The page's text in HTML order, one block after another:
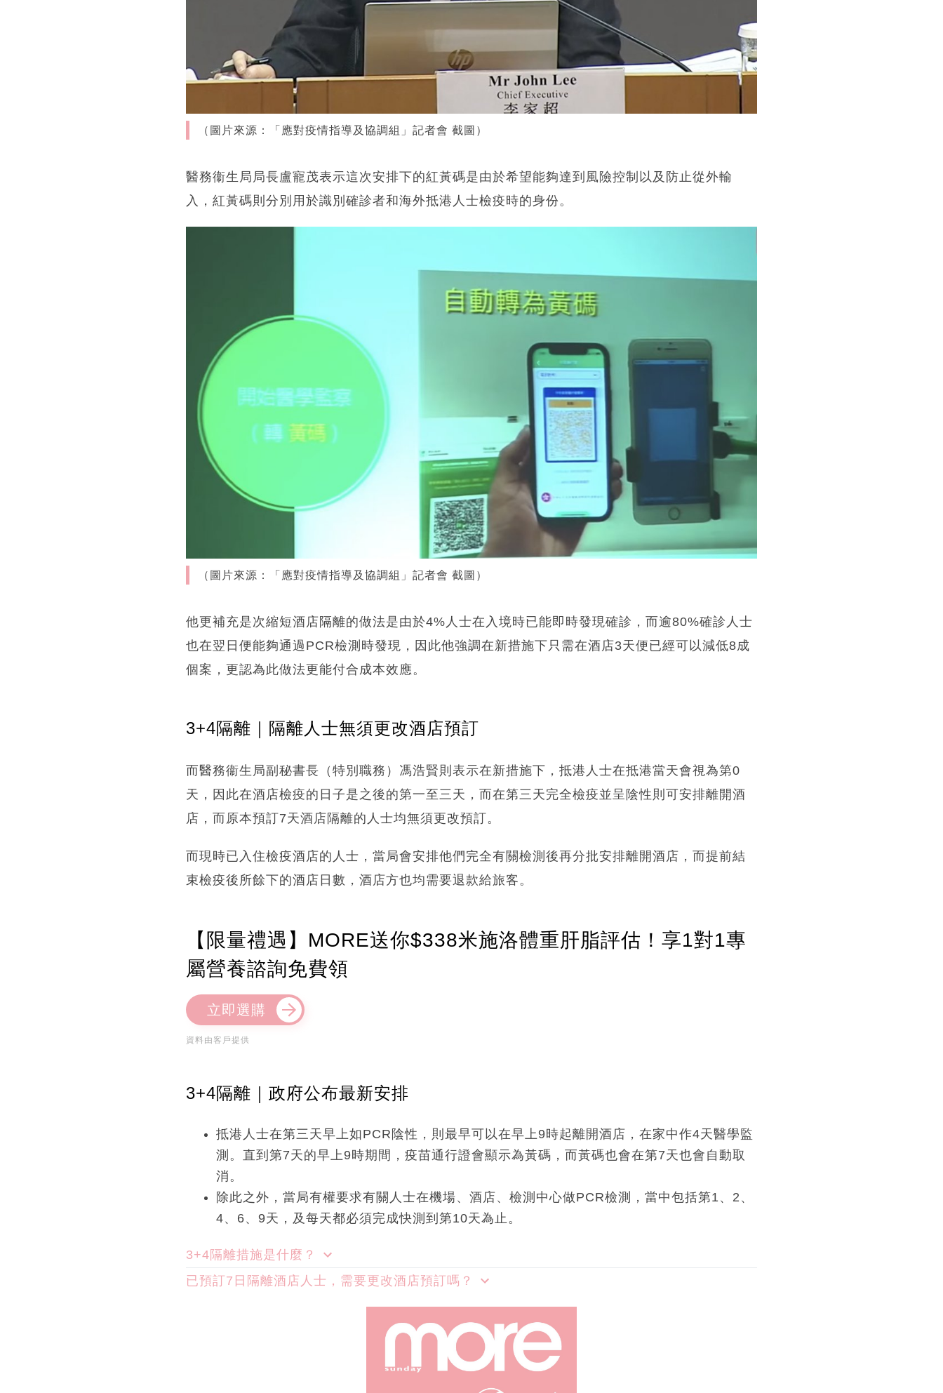
（圖片來源：「應對疫情指導及協調組」記者會 截圖）
醫務衞生局局長盧寵茂表示這次安排下的紅黃碼是由於希望能夠達到風險控制以及防止從外輸
入，紅黃碼則分別用於識別確診者和海外抵港人士檢疫時的身份。
（圖片來源：「應對疫情指導及協調組」記者會 截圖）
他更補充是次縮短酒店隔離的做法是由於4%人士在入境時已能即時發現確診，而逾80%確診人士
也在翌日便能夠通過PCR檢測時發現，因此他強調在新措施下只需在酒店3天便已經可以減低8成
個案，更認為此做法更能付合成本效應。
3+4隔離｜隔離人士無須更改酒店預訂
而醫務衞生局副秘書長（特別職務）馮浩賢則表示在新措施下，抵港人士在抵港當天會視為第0
天，因此在酒店檢疫的日子是之後的第一至三天，而在第三天完全檢疫並呈陰性則可安排離開酒
店，而原本預訂7天酒店隔離的人士均無須更改預訂。
而現時已入住檢疫酒店的人士，當局會安排他們完全有關檢測後再分批安排離開酒店，而提前結
束檢疫後所餘下的酒店日數，酒店方也均需要退款給旅客。
【限量禮遇】MORE送你$338米施洛體重肝脂評估！享1對1專
屬營養諮詢免費領
立即選購
資料由客戶提供
3+4隔離｜政府公布最新安排
抵港人士在第三天早上如PCR陰性，則最早可以在早上9時起離開酒店，在家中作4天醫學監
測。直到第7天的早上9時期間，疫苗通行證會顯示為黃碼，而黃碼也會在第7天也會自動取
消。
除此之外，當局有權要求有關人士在機場、酒店、檢測中心做PCR檢測，當中包括第1、2、
4、6、9天，及每天都必須完成快測到第10天為止。
3+4隔離措施是什麼？
已預訂7日隔離酒店人士，需要更改酒店預訂嗎？